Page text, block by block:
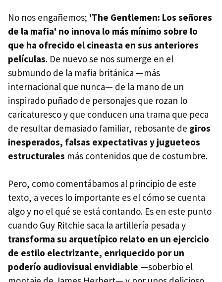
No nos engañemos; 'The Gentlemen: Los señores
de la mafia' no innova lo más mínimo sobre lo
que ha ofrecido el cineasta en sus anteriores
películas. De nuevo se nos sumerge en el
submundo de la mafia británica —más
internacional que nunca— de la mano de un
inspirado puñado de personajes que rozan lo
caricaturesco y que conducen una trama que peca
de resultar demasiado familiar, rebosante de giros
inesperados, falsas expectativas y jugueteos
estructurales más contenidos que de costumbre.
Pero, como comentábamos al principio de este
texto, a veces lo importante es el cómo se cuenta
algo y no el qué se está contando. Es en este punto
cuando Guy Ritchie saca la artillería pesada y
transforma su arquetípico relato en un ejercicio
de estilo electrizante, enriquecido por un
poderío audiovisual envidiable —soberbio el